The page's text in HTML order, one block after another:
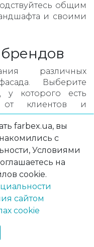
общим
и своими
различных
Выберите
у которого есть
от клиентов и
продукции.
со
выборах,
или
для фасада.
выбор,
farbex.ua, вы
с
Условиями
на
cookie.
сайтом
cookie